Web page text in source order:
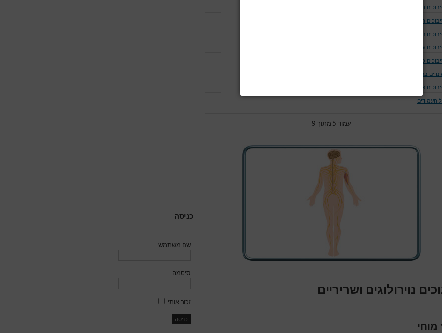
המודינמים
המאטולוגים
נוירולוגים ושריריים
עיניים
כליתיים
בחום הגוף
אחרים
העמודים
עמוד 5 מתוך 9
נוירולוגים ושריריים
כניסה
שם משתמש
סיסמה
זכור אותי